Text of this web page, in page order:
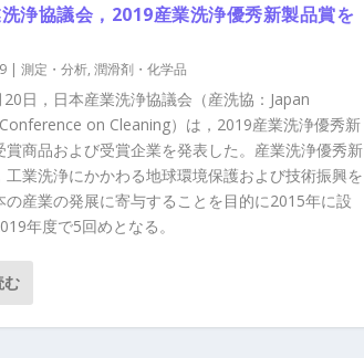
浄協議会，2019産業洗浄優秀新製品賞を
| 測定・分析, 潤滑剤・化学品
日，日本産業洗浄協議会（産洗協：Japan
on Cleaning）は，2019産業洗浄優秀新
賞商品および受賞企業を発表した。産業洗浄優秀新
工業洗浄にかかわる地球環境保護および技術振興を
の産業の発展に寄与することを目的に2015年に設
年度で5回めとなる。
む